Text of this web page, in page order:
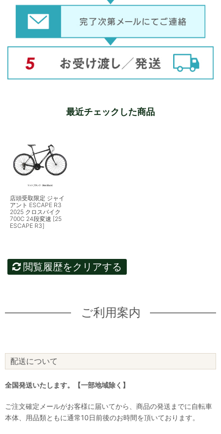
最近チェックした商品
店頭受取限定 ジャイ
アント ESCAPE R3
2025 クロスバイク
700C 24段変速 [25
ESCAPE R3]
閲覧履歴をクリアする
ご利用案内
配送について
全国発送いたします。【一部地域除く】
ご注文確定メールがお客様に届いてから、商品の発送までに自転車
本体、用品類ともに通常10日前後のお時間を頂いております。